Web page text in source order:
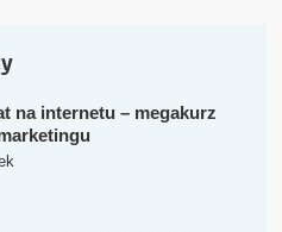
na internetu – megakurz